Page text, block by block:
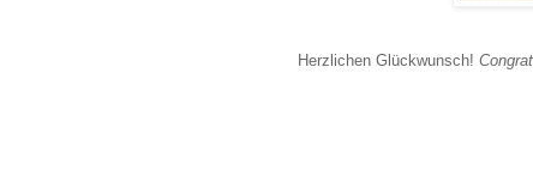
Herzlichen Glückwunsch!